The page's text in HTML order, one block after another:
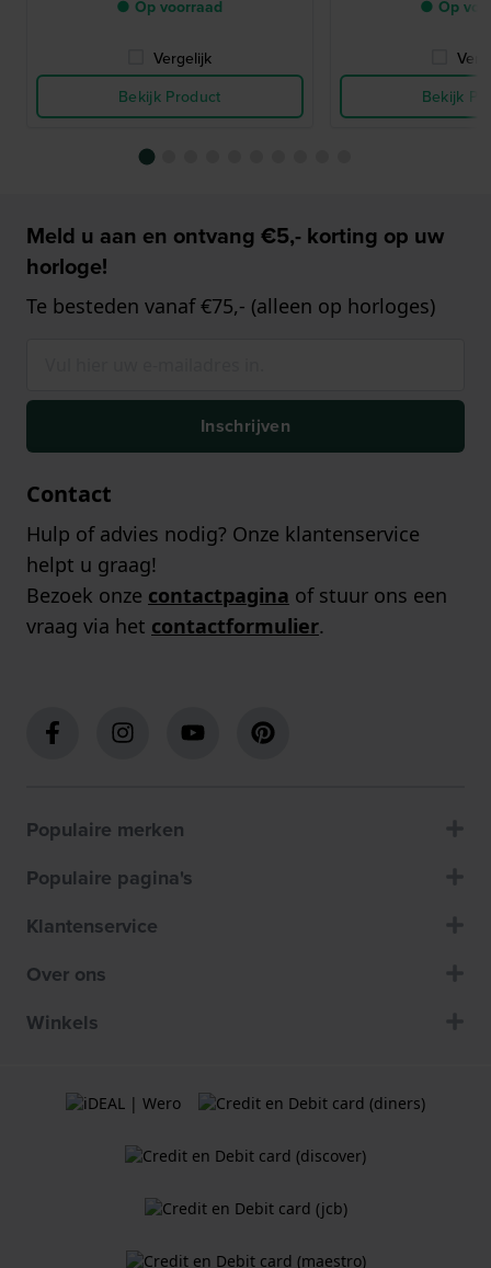
● Op voorraad
Vergelijk
Bekijk Product
● Op
Bekijk
Meld u aan en ontvang €5,- korting op uw
horloge!
Te besteden vanaf €75,- (alleen op horloges)
Inschrijven
Contact
Hulp of advies nodig? Onze klantenservice
helpt u graag!
Bezoek onze contactpagina of stuur ons een
vraag via het contactformulier.
Populaire merken
Populaire pagina's
Klantenservice
Over ons
Winkels